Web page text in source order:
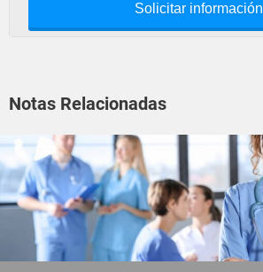
Solicitar información
Notas Relacionadas